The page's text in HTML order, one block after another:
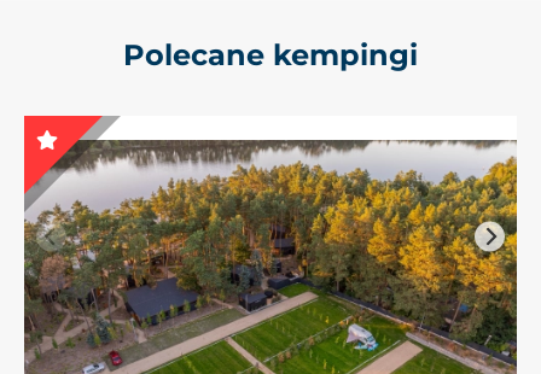
Polecane kempingi